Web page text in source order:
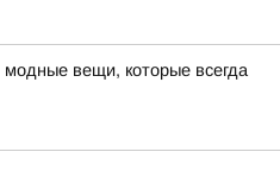
вещи, которые всегда